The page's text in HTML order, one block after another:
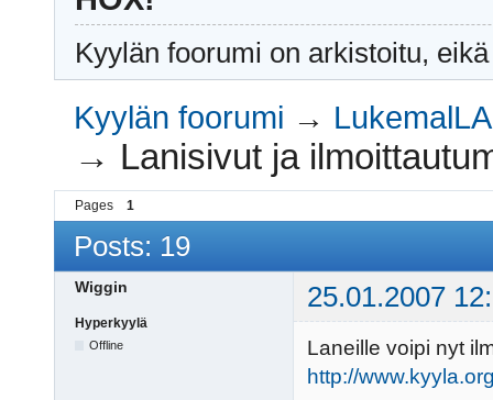
Kyylän foorumi on arkistoitu,
Kyylän foorumi →
→ Lanisivut ja
Pages 1
Posts: 19
Wiggin 25.01.2007
Hyperkyylä
Offline
Laneille voipi nyt
http://